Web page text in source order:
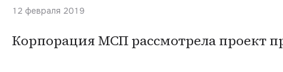
12 февраля 2019
Корпорация МСП рассмотрела проект